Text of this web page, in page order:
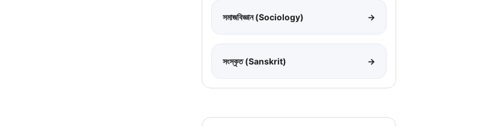
সমাজবিজ্ঞান (Sociology) →
সংস্কৃত (Sanskrit) →